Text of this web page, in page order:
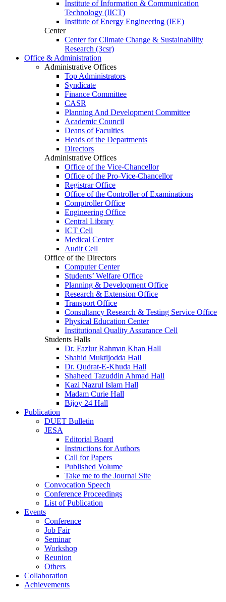
Institute of Information & Communication
Technology (IICT)
Institute of Energy Engineering (IEE)
Center
Center for Climate Change & Sustainability
Research (3csr)
Office & Administration
Administrative Offices
Top Administrators
Syndicate
Finance Committee
CASR
Planning And Development Committee
Academic Council
Deans of Faculties
Heads of the Departments
Directors
Administrative Offices
Office of the Vice-Chancellor
Office of the Pro-Vice-Chancellor
Registrar Office
Office of the Controller of Examinations
Comptroller Office
Engineering Office
Central Library
ICT Cell
Medical Center
Audit Cell
Office of the Directors
Computer Center
Students’ Welfare Office
Planning & Development Office
Research & Extension Office
Transport Office
Consultancy Research & Testing Service Office
Physical Education Center
Institutional Quality Assurance Cell
Students Halls
Dr. Fazlur Rahman Khan Hall
Shahid Muktijodda Hall
Dr. Qudrat-E-Khuda Hall
Shaheed Tazuddin Ahmad Hall
Kazi Nazrul Islam Hall
Madam Curie Hall
Bijoy 24 Hall
Publication
DUET Bulletin
JESA
Editorial Board
Instructions for Authors
Call for Papers
Published Volume
Take me to the Journal Site
Convocation Speech
Conference Proceedings
List of Publication
Events
Conference
Job Fair
Seminar
Workshop
Reunion
Others
Collaboration
Achievements